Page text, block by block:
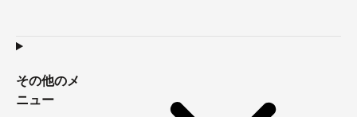
その他のメ
ニュー